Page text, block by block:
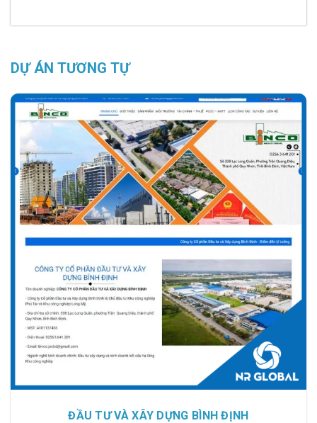
DỰ ÁN TƯƠNG TỰ
ĐẦU TƯ VÀ XÂY DỰNG BÌNH ĐỊNH